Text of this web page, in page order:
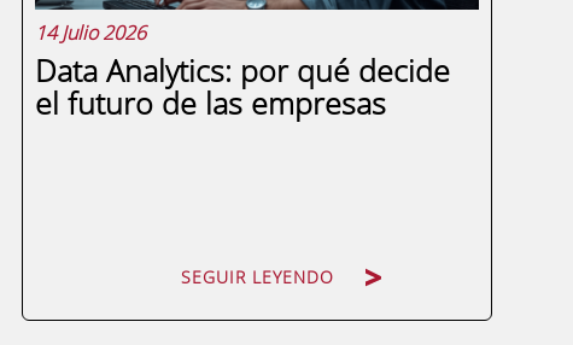
14 Julio 2026
Data Analytics: por qué decide
el futuro de las empresas
SEGUIR LEYENDO